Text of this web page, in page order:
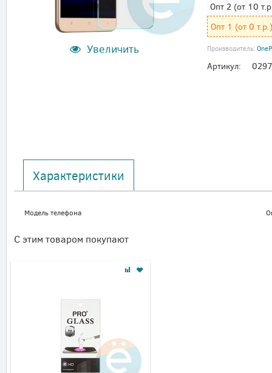
Увеличить
Опт 2(от 10
Опт 1 (от 0 т.р.)
Производитель:
Артикул:
Характеристики
Модель телефона
С этим товаром покупают